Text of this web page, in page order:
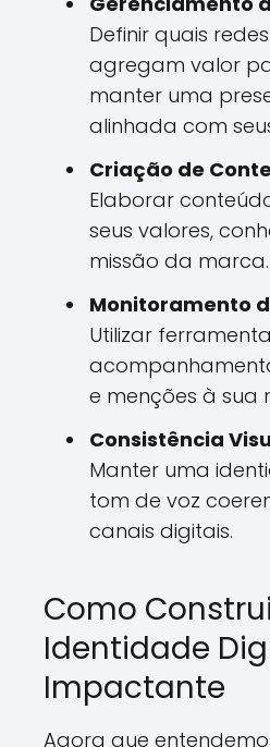
Definir quais
agregam valor
manter uma
alinhada com
Criação de
Elaborar
seus valores,
missão da marca.
Monitoramento
Utilizar
e menções à sua
Consistência
Manter uma
tom de voz
canais digitais.
Como
Identidade
Impactante
Agora que